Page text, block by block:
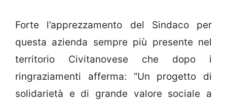
Forte l’apprezzamento del Sindaco per
questa azienda sempre più presente nel
territorio Civitanovese che dopo i
ringraziamenti afferma: “Un progetto di
solidarietà e di grande valore sociale a